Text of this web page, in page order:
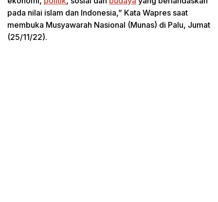
pada nilai islam dan Indonesia,” Kata Wapres saat
membuka Musyawarah Nasional (Munas) di Palu, Jumat
(25/11/22).